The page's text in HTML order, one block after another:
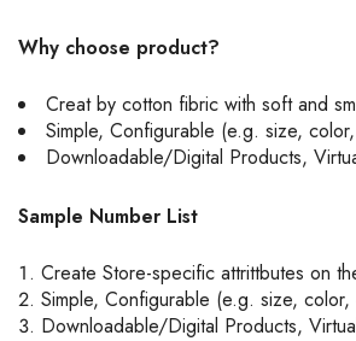
Why choose product?
Creat by cotton fibric with soft and
Simple, Configurable (e.g. size,
Downloadable/Digital Products,
Sample Number List
Create Store-specific attrittbutes on
Simple, Configurable (e.g. size,
Downloadable/Digital Products,